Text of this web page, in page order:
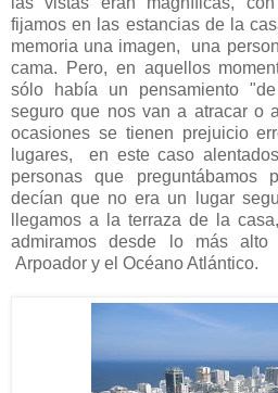
fijamos en las estancias de la
memoria una imagen, una
cama. Pero, en aquellos
sólo había un pensamiento
seguro que nos van a atracar o
ocasiones se tienen prejuicio
lugares, en este caso
personas que
decían que no era un lugar
llegamos a la terraza de la
admiramos desde lo más
Arpoador y el Océano Atlántico.